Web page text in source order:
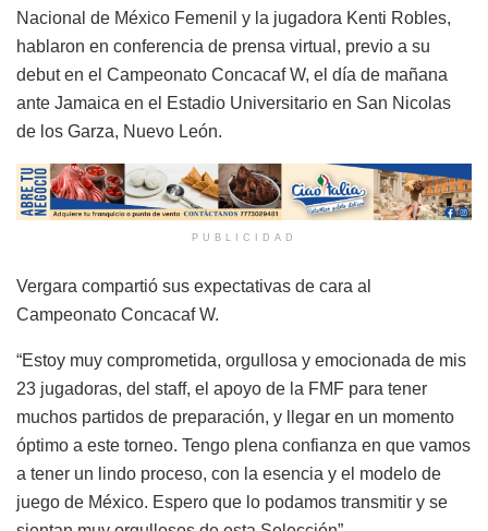
Nacional de México Femenil y la jugadora Kenti Robles,
hablaron en conferencia de prensa virtual, previo a su
debut en el Campeonato Concacaf W, el día de mañana
ante Jamaica en el Estadio Universitario en San Nicolas
de los Garza, Nuevo León.
PUBLICIDAD
Vergara compartió sus expectativas de cara al
Campeonato Concacaf W.
“Estoy muy comprometida, orgullosa y emocionada de mis
23 jugadoras, del staff, el apoyo de la FMF para tener
muchos partidos de preparación, y llegar en un momento
óptimo a este torneo. Tengo plena confianza en que vamos
a tener un lindo proceso, con la esencia y el modelo de
juego de México. Espero que lo podamos transmitir y se